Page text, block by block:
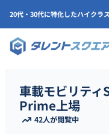
20代・30代に特化したハイクラ
車載モビリテ
Prime上場
42人が閲覧中